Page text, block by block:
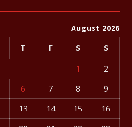
August 2026
T F S
S
1
2
6 7 8
9
13 14 15
16